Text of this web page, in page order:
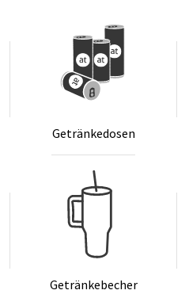
Ge­trän­ke­do­sen
Ge­trän­ke­be­cher